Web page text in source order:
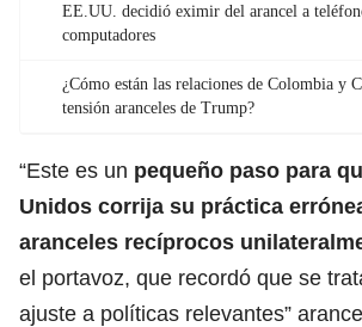
EE.UU. decidió eximir del arancel a
computadores
¿Cómo están las relaciones de Colombia y
tensión aranceles de Trump?
“Este es un pequeño paso para
Unidos corrija su práctica
aranceles recíprocos
el portavoz, que recordó que se
ajuste a políticas relevantes”